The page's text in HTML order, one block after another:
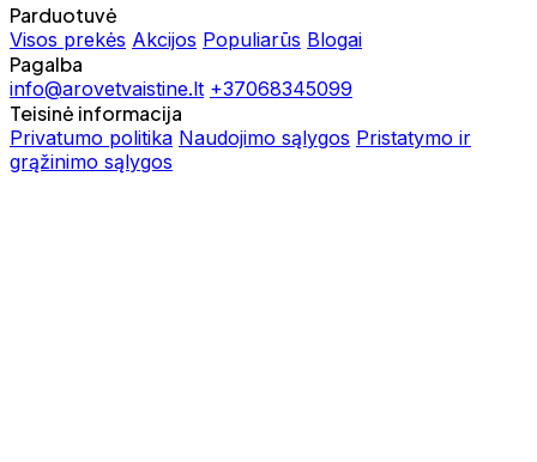
Parduotuvė
Visos prekės Akcijos Populiarūs Blogai
Pagalba
info@arovetvaistine.lt +37068345099
Teisinė informacija
Privatumo politika Naudojimo sąlygos Pristatymo ir
grąžinimo sąlygos